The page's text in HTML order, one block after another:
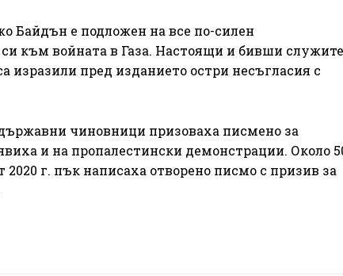
Байдън е подложен на все по-силен
към войната в Газа. Настоящи и бивши
изразили пред изданието остри несъгласия с
чиновници призоваха писмено за
и на пропалестински демонстрации. Около
г. пък написаха отворено писмо с призив за